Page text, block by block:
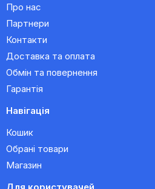
Про нас
Партнери
Контакти
Доставка та оплата
Обмін та повернення
Гарантія
Навігація
Кошик
Обрані товари
Магазин